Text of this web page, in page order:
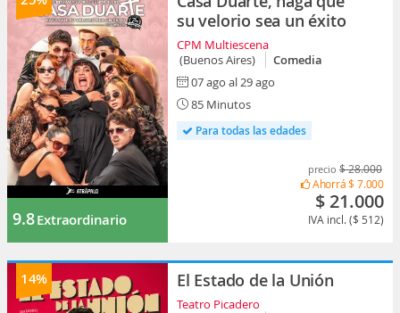
9.8Extraordinario
su velorio sea un éxito
CPM Multiescena
(Buenos Aires)
Comedia
07 ago al 29 ago
85 Minutos
Para todas las edades
precio $ 28.000
Ahorrá$ 7.000
$ 21.000
IVA incl. ($ 512)
14% El Estado de la Unión
Teatro Picadero